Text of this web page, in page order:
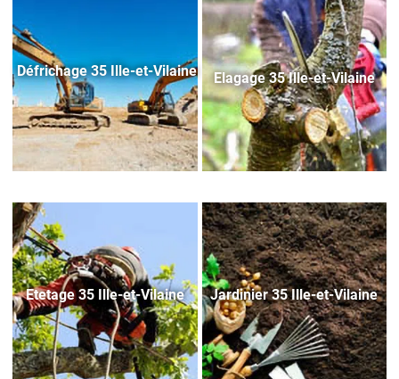
Défrichage 35 Ille-et-Vilaine Elagage 35 Ille-et-Vilaine
Etetage 35 Ille-et-Vilaine Jardinier 35 Ille-et-Vilaine